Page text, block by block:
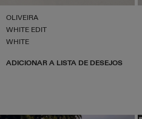
OLIVEIRA
WHITE EDIT
WHITE
ADICIONAR A LISTA DE DESEJOS